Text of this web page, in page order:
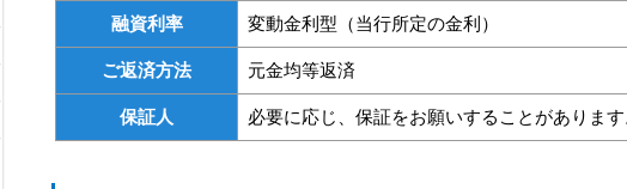
融資利率 変動金利型（当行所定の金利）
ご返済方法 元金均等返済
保証人 必要に応じ、保証をお願いすることがあります